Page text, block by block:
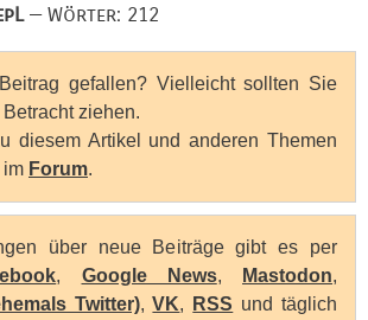
— Wörter: 212
gefallen? Vielleicht sollten Sie
Betracht ziehen.
diesem Artikel und anderen Themen
im Forum.
über neue Beiträge gibt es per
, Google News, Mastodon,
Twitter),VK, RSS und täglich